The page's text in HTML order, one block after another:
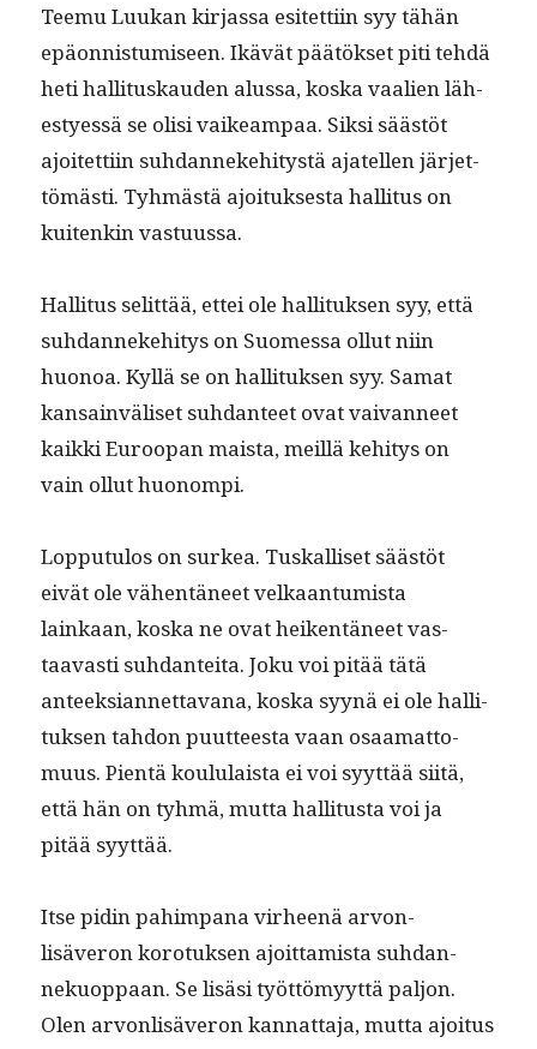
Teemu Luukan kir­jas­sa esitet­ti­in syy tähän
epäon­nis­tu­miseen. Ikävät päätök­set piti tehdä
heti hal­li­tuskau­den alus­sa, kos­ka vaalien läh­
estyessä se olisi vaikeam­paa. Sik­si säästöt
ajoitet­ti­in suh­dan­neke­hi­tys­tä ajatellen jär­jet­
tömästi. Tyh­mästä ajoituk­ses­ta hal­li­tus on
kuitenkin vastuussa.
Hal­li­tus selit­tää, ettei ole hal­li­tuk­sen syy, että
suh­dan­neke­hi­tys on Suomes­sa ollut niin
huonoa. Kyl­lä se on hal­li­tuk­sen syy. Samat
kan­sain­väliset suh­dan­teet ovat vaivan­neet
kaik­ki Euroopan maista, meil­lä kehi­tys on
vain ollut huonompi.
Lop­putu­los on surkea. Tuskalliset säästöt
eivät ole vähen­täneet velka­an­tu­mista
lainkaan, kos­ka ne ovat heiken­täneet vas­
taavasti suh­dan­tei­ta. Joku voi pitää tätä
anteek­sian­net­ta­vana, kos­ka syynä ei ole hal­li­
tuk­sen tah­don puut­teesta vaan osaa­mat­to­
muus. Pien­tä koul­u­laista ei voi syyt­tää siitä,
että hän on tyh­mä, mut­ta hal­li­tus­ta voi ja
pitää syyttää.
Itse pidin pahim­pana virheenä arvon­
lisäveron koro­tuk­sen ajoit­tamista suh­dan­
nekuop­paan. Se lisäsi työt­tömyyt­tä paljon.
Olen arvon­lisäveron kan­nat­ta­ja, mut­ta ajoi­tus